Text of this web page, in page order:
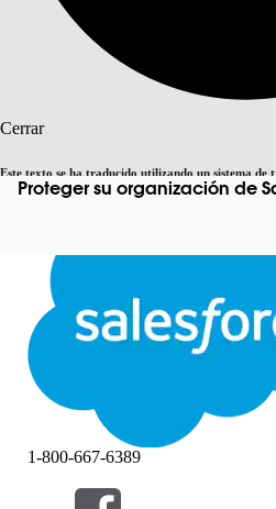
Cerrar
Este texto se ha traducido utilizando un sistema de
informaciónaquí . Cambiar a inglés Ahora
Cerrar Cerrar
Proteger su organización de
1-800-667-6389